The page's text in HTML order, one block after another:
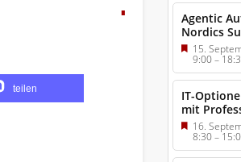
teilen
Agentic
Nordics
15.
9:00–
IT-
mit
16.
8:30–